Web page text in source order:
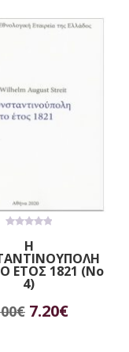
8.00€.
of
5
Η
ΕΤΟΣ 1821 (No
4)
€ Original
7.20€Η
στο καλάθι